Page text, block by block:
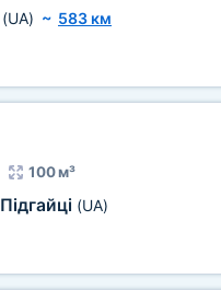
(UA) ~ 583 км
100 м³
Підгайці (UA)